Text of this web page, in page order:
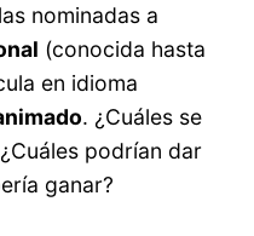
nominadas a
(conocida hasta
en idioma
. ¿Cuáles se
podrían dar
ganar?